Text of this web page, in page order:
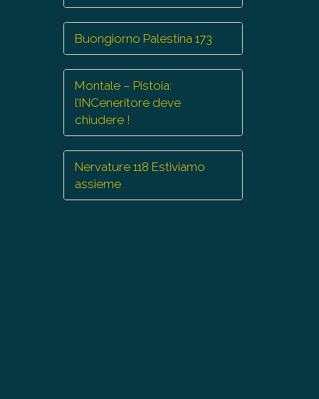
Buongiorno Palestina 173
Montale – Pistoia:
l’INCeneritore deve
chiudere !
Nervature 118 Estiviamo
assieme